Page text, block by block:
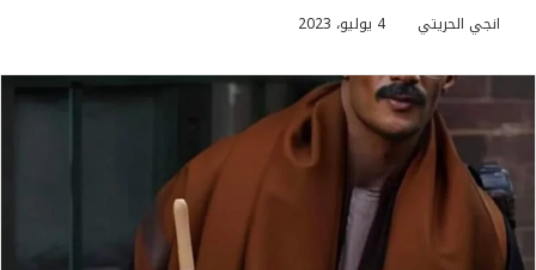
انجي الحريتي 4 يوليو، 2023